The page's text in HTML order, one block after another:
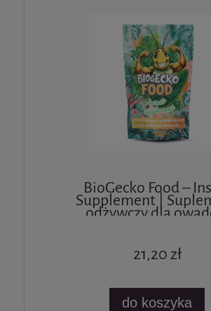
BioGecko Food –
Supplement |
odżywczy dla
21,20 zł
do koszyka